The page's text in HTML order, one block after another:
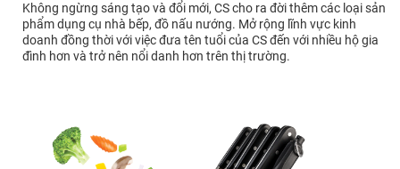
Không ngừng sáng tạo và đổi mới, CS cho ra đời thêm các loại sản
phẩm dụng cụ nhà bếp, đồ nấu nướng. Mở rộng lĩnh vực kinh
doanh đồng thời với việc đưa tên tuổi của CS đến với nhiều hộ gia
đình hơn và trở nên nổi danh hơn trên thị trường.